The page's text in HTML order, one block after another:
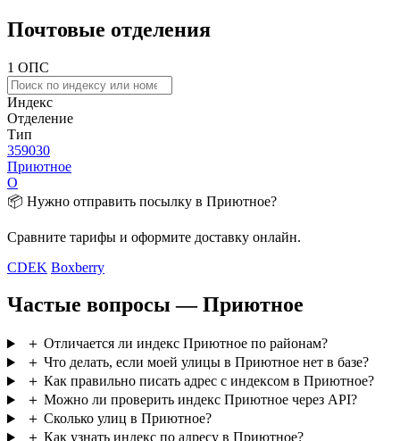
Почтовые отделения
1 ОПС
Индекс
Отделение
Тип
359030
Приютное
О
📦 Нужно отправить посылку в Приютное?
Сравните тарифы и оформите доставку онлайн.
CDEK Boxberry
Частые вопросы — Приютное
＋ Отличается ли индекс Приютное по районам?
＋ Что делать, если моей улицы в Приютное нет в базе?
＋ Как правильно писать адрес с индексом в Приютное?
＋ Можно ли проверить индекс Приютное через API?
＋ Сколько улиц в Приютное?
＋ Как узнать индекс по адресу в Приютное?